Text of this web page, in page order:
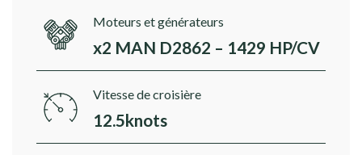
Moteurs et générateurs
x2 MAN D2862 – 1429 HP/CV
Vitesse de croisière
12.5knots